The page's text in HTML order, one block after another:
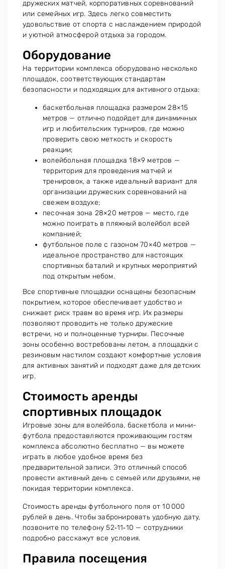
дружеских матчей, корпоративных соревнований
или семейных игр. Здесь легко совместить
удовольствие от спорта с наслаждением природой
и уютной атмосферой отдыха за городом.
Оборудование
На территории комплекса оборудовано несколько
площадок, соответствующих стандартам
безопасности и подходящих для активного отдыха:
баскетбольная площадка размером 28×15
метров — отлично подойдет для динамичных
игр и любительских турниров, где можно
проверить свою меткость и скорость
реакции;
волейбольная площадка 18×9 метров —
территория для проведения матчей и
тренировок, а также идеальный вариант для
организации дружеских соревнований на
свежем воздухе;
песочная зона 28×20 метров — место, где
можно поиграть в пляжный волейбол всей
компанией;
футбольное поле с газоном 70×40 метров —
идеальное пространство для настоящих
спортивных баталий и крупных мероприятий
под открытым небом.
Все спортивные площадки оснащены безопасным
покрытием, которое обеспечивает удобство и
снижает риск травм во время игр. Их размеры
позволяют проводить не только дружеские
встречи, но и полноценные турниры. Песочные
зоны особенно востребованы летом, а площадки с
резиновым настилом создают комфортные условия
для активных занятий и подходят даже для детских
игр.
Стоимость аренды
спортивных площадок
Игровые зоны для волейбола, баскетбола и мини-
футбола предоставляются проживающим гостям
комплекса абсолютно бесплатно — вы можете
играть в любое удобное время без
предварительной записи. Это отличный способ
провести активный день с семьей или друзьями, не
покидая территории комплекса.
Стоимость аренды футбольного поля от 10 000
рублей в день. Чтобы забронировать удобную дату,
позвоните по телефону 52‑11‑10 — сотрудники
подробно расскажут все условия.
Правила посещения